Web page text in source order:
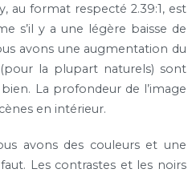
au format respecté 2.39:1, est
s’il y a une légère baisse de
avons une augmentation du
(pour la plupart naturels) sont
La profondeur de l’image
en intérieur.
avons des couleurs et une
Les contrastes et les noirs